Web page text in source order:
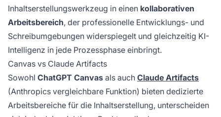
Inhaltserstellungswerkzeug in einen kollaborativen
Arbeitsbereich, der professionelle Entwicklungs- und
Schreibumgebungen widerspiegelt und gleichzeitig KI-
Intelligenz in jede Prozessphase einbringt.
Canvas vs Claude Artifacts
Sowohl ChatGPT Canvas als auch Claude Artifacts
(Anthropics vergleichbare Funktion) bieten dedizierte
Arbeitsbereiche für die Inhaltserstellung, unterscheiden